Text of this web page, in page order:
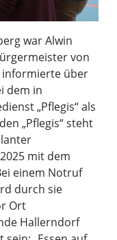
war Alwin
von
informierte über
dem in
„Pflegis“ als
„Pflegis“ steht
mit dem
einem Notruf
durch sie
Ort
Hallerndorf